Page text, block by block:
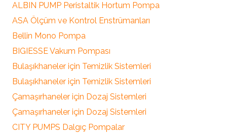
ALBIN PUMP Peristaltik Hortum Pompa
ASA Ölçüm ve Kontrol Enstrümanları
Bellin Mono Pompa
BIGIESSE Vakum Pompası
Bulaşıkhaneler için Temizlik Sistemleri
Bulaşıkhaneler için Temizlik Sistemleri
Çamaşırhaneler için Dozaj Sistemleri
Çamaşırhaneler için Dozaj Sistemleri
CITY PUMPS Dalgıç Pompalar